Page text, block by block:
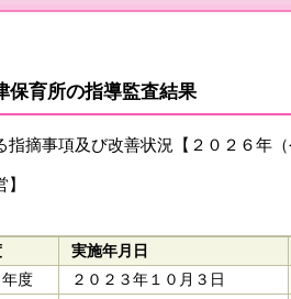
保育所の指導監査結果
指摘事項及び改善状況【２０２６年（
実施年月日
年度
２０２３年１０月３日